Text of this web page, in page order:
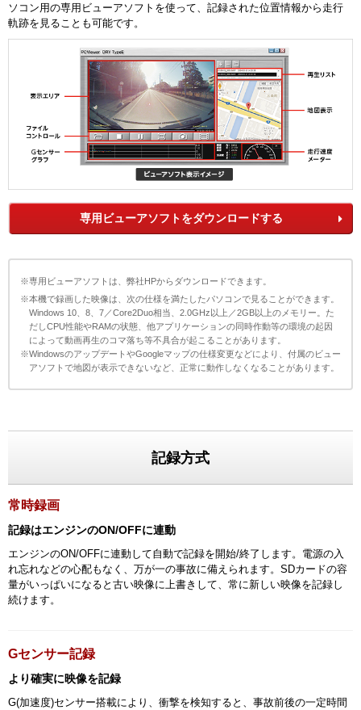
ソコン用の専用ビューアソフトを使って、記録された位置情報から走行
軌跡を見ることも可能です。
専用ビューアソフトをダウンロードする
※専用ビューアソフトは、弊社HPからダウンロードできます。
※本機で録画した映像は、次の仕様を満たしたパソコンで見ることができます。
Windows 10、8、7／Core2Duo相当、2.0GHz以上／2GB以上のメモリー。た
だしCPU性能やRAMの状態、他アプリケーションの同時作動等の環境の起因
によって動画再生のコマ落ち等不具合が起こることがあります。
※WindowsのアップデートやGoogleマップの仕様変更などにより、付属のビュー
アソフトで地図が表示できないなど、正常に動作しなくなることがあります。
記録方式
常時録画
記録はエンジンのON/OFFに連動
エンジンのON/OFFに連動して自動で記録を開始/終了します。電源の入
れ忘れなどの心配もなく、万が一の事故に備えられます。SDカードの容
量がいっぱいになると古い映像に上書きして、常に新しい映像を記録し
続けます。
Gセンサー記録
より確実に映像を記録
G(加速度)センサー搭載により、衝撃を検知すると、事故前後の一定時間